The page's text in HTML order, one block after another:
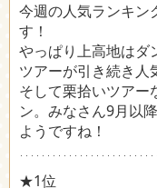
今週の人気ランキン
す！
やっぱり上高地はダ
ツアーが引き続き人
そして栗拾いツアー
ン。みなさん9月以
ようですね！
★1位